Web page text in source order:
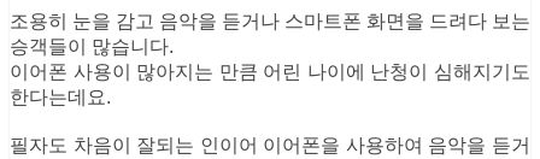
조용히 눈을 감고 음악을 듣거나 스마트폰 화면을 드려다 보는
승객들이 많습니다.
이어폰 사용이 많아지는 만큼 어린 나이에 난청이 심해지기도
한다는데요.
필자도 차음이 잘되는 인이어 이어폰을 사용하여 음악을 듣거